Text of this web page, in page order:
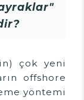
çok yeni
offshore
yöntemi